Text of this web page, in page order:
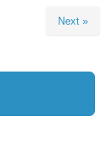
Next »